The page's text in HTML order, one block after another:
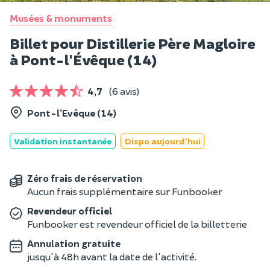
Musées & monuments
Billet pour Distillerie Père Magloire
à Pont-l'Évêque (14)
4,7
(6 avis)
Pont-l’Evêque (14)
Validation instantanée Dispo aujourd'hui
Zéro frais de réservation
Aucun frais supplémentaire sur Funbooker
Revendeur officiel
Funbooker est revendeur officiel de la billetterie
Annulation gratuite
jusqu'à 48h avant la date de l'activité.